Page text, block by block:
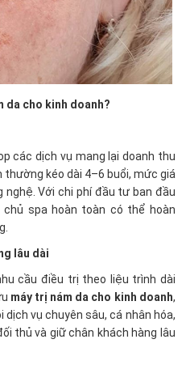
da cho kinh doanh?
các dịch vụ mang lại doanh thu
kéo dài 4–6 buổi, mức giá
Với chi phí đầu tư ban đầu
chủ spa hoàn toàn có thể hoàn
lâu dài
cầu điều trị theo liệu trình dài
máy trị nám da cho kinh doanh,
vụ chuyên sâu, cá nhân hóa,
thủ và giữ chân khách hàng lâu